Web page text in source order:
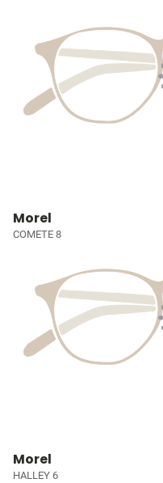
Morel
COMETE 8
Morel
HALLEY 6